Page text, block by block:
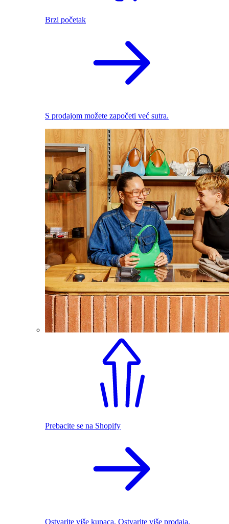
Brzi početak
S prodajom možete započeti već sutra.
Prebacite se na Shopify
Ostvarite više kupaca. Ostvarite više prodaja.